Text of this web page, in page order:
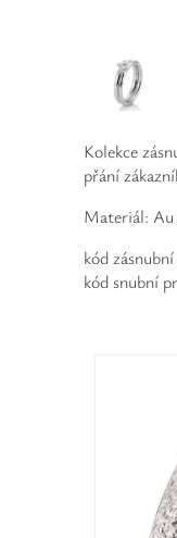
Kolekce
přání
Materiál: Au
kód
kód snubní